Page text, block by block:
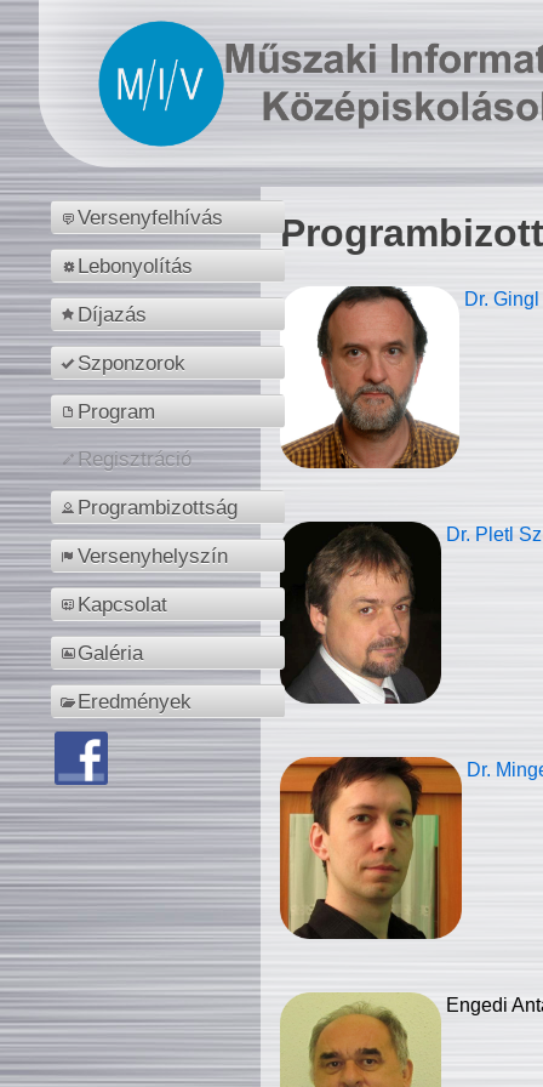
Versenyfelhívás
Lebonyolítás
Díjazás
Szponzorok
Program
Regisztráció
Programbizottság
Versenyhelyszín
Kapcsolat
Galéria
Eredmények
Dr.
Dr. Pletl
Dr.
Engedi